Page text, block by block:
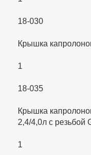
18-030
Крышка
1
18-035
Крышка
2,4/4,0л с резьбой
1